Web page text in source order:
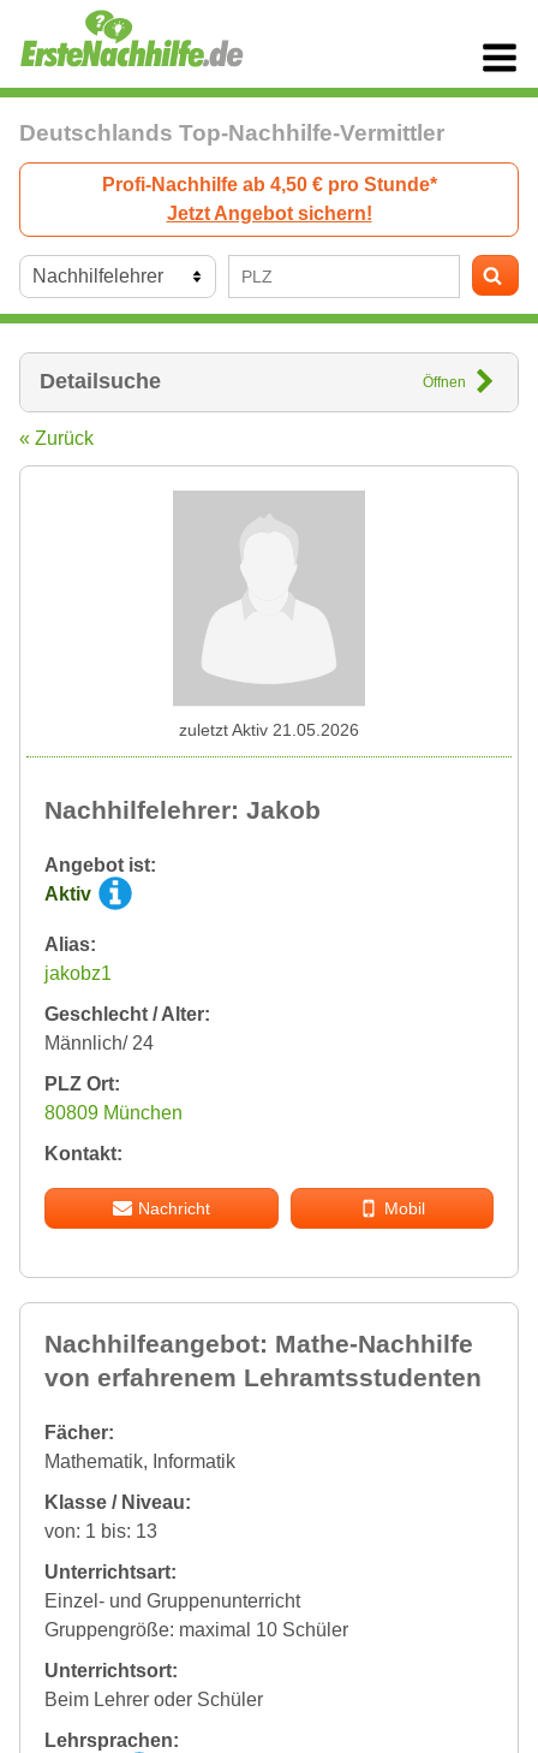
Deutschlands Top-Nachhilfe-Vermittler
Profi-Nachhilfe ab 4,50 € pro Stunde*
Jetzt Angebot sichern!
Detailsuche Öffnen
« Zurück
Nachhilfelehrer: Jakob
Angebot ist:
Aktiv
Alias:
jakobz1
Geschlecht / Alter:
Männlich/ 24
PLZ Ort:
80809 München
Kontakt:
Nachricht Mobil
zuletzt Aktiv 21.05.2026
Nachhilfeangebot: Mathe-Nachhilfe
von erfahrenem Lehramtsstudenten
Fächer:
Mathematik, Informatik
Klasse / Niveau:
von: 1 bis: 13
Unterrichtsart:
Einzel- und Gruppenunterricht
Gruppengröße: maximal 10 Schüler
Unterrichtsort:
Beim Lehrer oder Schüler
Lehrsprachen: